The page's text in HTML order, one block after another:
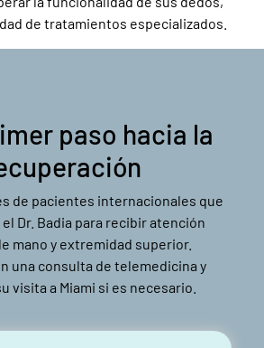
de tratamientos especializados.
paso hacia la
de pacientes internacionales que
Dr. Badia para recibir atención
mano y extremidad superior.
una consulta de telemedicina y
visita a Miami si es necesario.